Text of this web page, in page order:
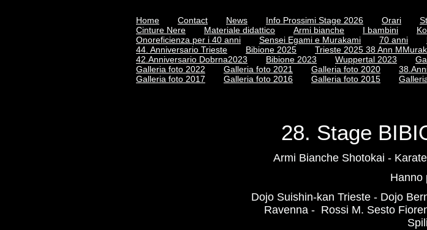
Home Contact News Info Prossimi Stage 2026 Orari
Cinture Nere
Materiale didattico Armi bianche I bambini
Onoreficienza per i 40 anni
Sensei Egami e Murakami 70 anni
44. Anniversario Trieste
Bibione 2025 Trieste 2025 38 Ann
42.Anniversario Dobrna2023
Bibione 2023 Wuppertal 2023
Galleria foto 2022
Galleria foto 2021 Galleria foto 2020
Galleria foto 2017
Galleria foto 2016 Galleria foto 2015
28. Stage
Armi Bianche Shotokai -
Hanno
Dojo Suishin-kan Trieste - Dojo
Ravenna - Rossi M. Sesto